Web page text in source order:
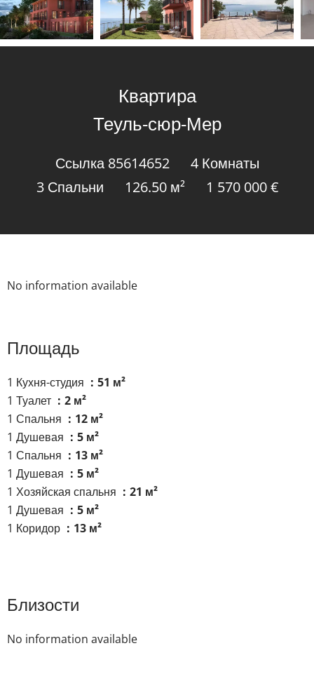
Квартира
Теуль-сюр-Мер
Ссылка85614652
4 Комнаты
3 Спальни
126.50м² 1 570 000 €
No information available
Площадь
1 Кухня-студия
51 м²
1 Туалет
2 м²
1 Спальня
12 м²
1 Душевая
5 м²
1 Спальня
13 м²
1 Душевая
5 м²
1 Хозяйская спальня
21 м²
1 Душевая
5 м²
1 Коридор
13 м²
Близости
No information available